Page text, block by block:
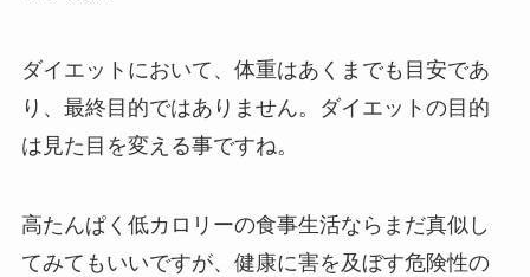
ダイエットにおいて、体重はあくまでも目安であ
り、最終目的ではありません。ダイエットの目的
は見た目を変える事ですね。
高たんぱく低カロリーの食事生活ならまだ真似し
てみてもいいですが、健康に害を及ぼす危険性の